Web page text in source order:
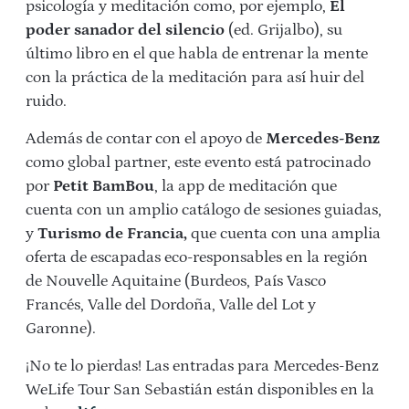
psicología y meditación como, por ejemplo, El
poder sanador del silencio (ed. Grijalbo), su
último libro en el que habla de entrenar la mente
con la práctica de la meditación para así huir del
ruido.
Además de contar con el apoyo de Mercedes-Benz
como global partner, este evento está patrocinado
porPetit BamBou, la app de meditación que
cuenta con un amplio catálogo de sesiones guiadas,
y Turismo de Francia, que cuenta con una amplia
oferta de escapadas eco-responsables en la región
de Nouvelle Aquitaine (Burdeos, País Vasco
Francés, Valle del Dordoña, Valle del Lot y
Garonne).
¡No te lo pierdas! Las entradas para Mercedes-Benz
WeLife Tour San Sebastián están disponibles en la